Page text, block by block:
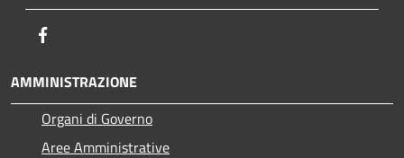
AMMINISTRAZIONE
Organi di Governo
Aree Amministrative